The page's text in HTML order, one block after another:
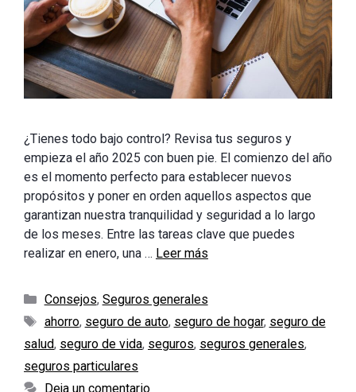
¿Tienes todo bajo control? Revisa tus seguros y
empieza el año 2025 con buen pie. El comienzo del año
es el momento perfecto para establecer nuevos
propósitos y poner en orden aquellos aspectos que
garantizan nuestra tranquilidad y seguridad a lo largo
de los meses. Entre las tareas clave que puedes
realizar en enero, una … Leer más
Categorías
Consejos, Seguros generales
Etiquetas
ahorro, seguro de auto, seguro de hogar, seguro de
salud, seguro de vida, seguros, seguros generales,
seguros particulares
Deja un comentario